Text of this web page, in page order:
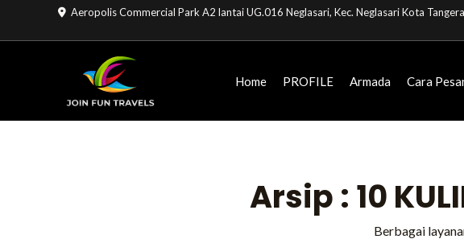
Aeropolis Commercial Park A2 lantai UG.016 Neglasari, Kec. Neglasari Kota
Home PROFILE Armada Cara
Arsip : 10
Berbagai